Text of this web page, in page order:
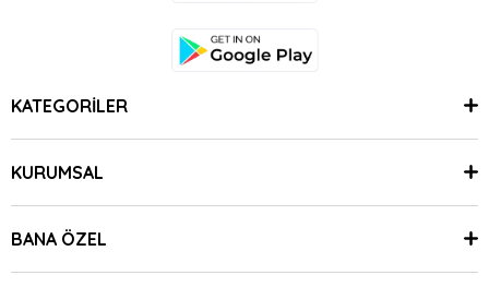
KATEGORİLER
KURUMSAL
BANA ÖZEL